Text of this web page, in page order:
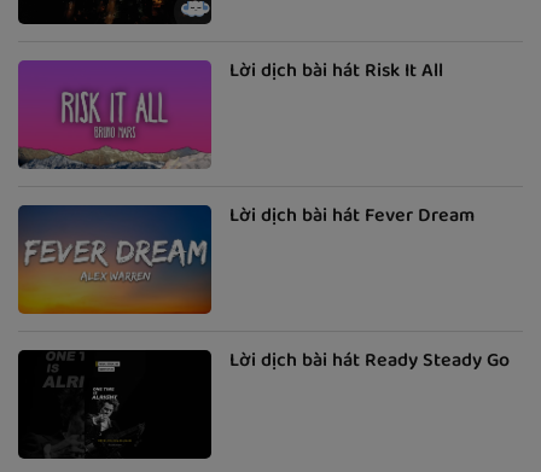
Lời dịch bài hát Risk It All
Lời dịch bài hát Fever Dream
Lời dịch bài hát Ready Steady Go